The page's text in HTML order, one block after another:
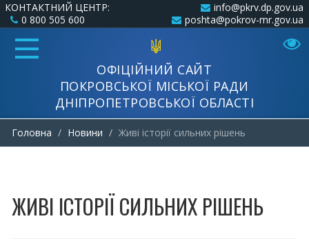
КОНТАКТНИЙ ЦЕНТР:
0 800 505 600
info@pkrv.dp.gov.ua
poshta@pokrov-mr.gov.ua
ОФІЦІЙНИЙ САЙТ
ПОКРОВСЬКОЇ МІСЬКОЇ РАДИ
ДНІПРОПЕТРОВСЬКОЇ ОБЛАСТІ
Головна Новини Живі історії сильних рішень
ЖИВІ ІСТОРІЇ СИЛЬНИХ РІШЕНЬ